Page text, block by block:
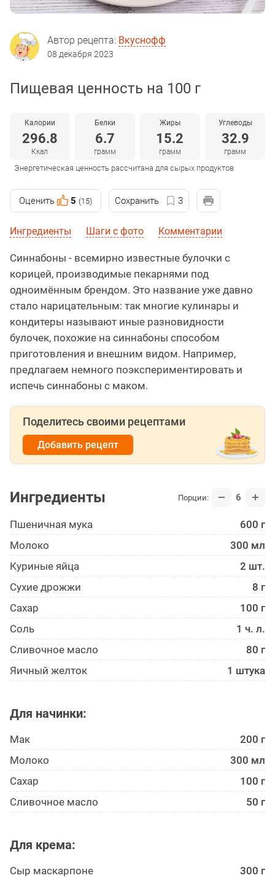
Автор рецепта: Вкуснофф
08 декабря 2023
Пищевая ценность на 100 г
Калории
296.8
Ккал
Белки
6.7
грамм
Жиры
15.2
грамм
Углеводы
32.9
грамм
Энергетическая ценность рассчитана для сырых продуктов
Оценить 5 (15) Сохранить 3
Ингредиенты Шаги с фото Комментарии
Синнабоны - всемирно известные булочки с
корицей, производимые пекарнями под
одноимённым брендом. Это название уже давно
стало нарицательным: так многие кулинары и
кондитеры называют иные разновидности
булочек, похожие на синнабоны способом
приготовления и внешним видом. Например,
предлагаем немного поэкспериментировать и
испечь синнабоны с маком.
Поделитесь своими рецептами
Добавить рецепт
Ингредиенты Порции: 6
Пшеничная мука
600 г
Молоко
300 мл
Куриные яйца
2 шт.
Сухие дрожжи
8 г
Сахар
100 г
Соль
1 ч. л.
Сливочное масло
80 г
Яичный желток
1 штука
Для начинки:
Мак
200 г
Молоко
300 мл
Сахар
100 г
Сливочное масло
50 г
Для крема:
Сыр маскарпоне
300 г